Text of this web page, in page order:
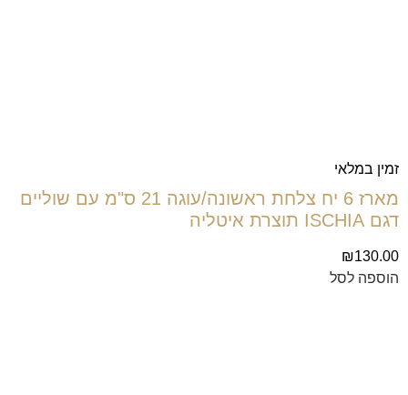
זמין במלאי
מארז 6 יח צלחת ראשונה/עוגה 21 ס"מ עם שוליים
דגם ISCHIA תוצרת איטליה
₪130.00
הוספה לסל